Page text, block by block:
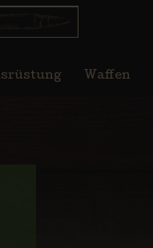
Waffen